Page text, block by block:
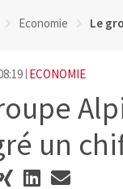
Economie Le
ECONOMIE
un